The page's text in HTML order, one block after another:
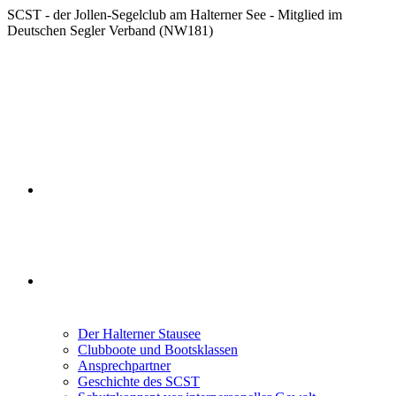
Zum
Inhalt
SCST - der Jollen-Segelclub am Halterner See - Mitglied im
Deutschen Segler Verband (NW181)
Der Halterner Stausee
Clubboote und Bootsklassen
Ansprechpartner
Geschichte des SCST